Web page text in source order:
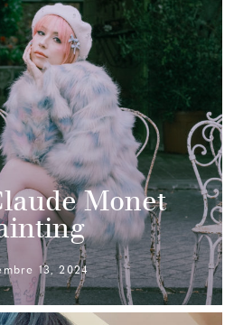
Monet
13, 2024